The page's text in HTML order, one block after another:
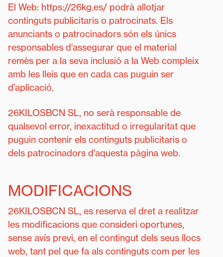
El Web: https://26kg.es/ podrà allotjar
continguts publicitaris o patrocinats. Els
anunciants o patrocinadors són els únics
responsables d'assegurar que el material
remès per a la seva inclusió a la Web compleix
amb les lleis que en cada cas puguin ser
d'aplicació.
26KILOSBCN SL, no serà responsable de
qualsevol error, inexactitud o irregularitat que
puguin contenir els continguts publicitaris o
dels patrocinadors d’aquesta pàgina web.
MODIFICACIONS
26KILOSBCN SL, es reserva el dret a realitzar
les modificacions que consideri oportunes,
sense avís previ, en el contingut dels seus llocs
web, tant pel que fa als continguts com per les